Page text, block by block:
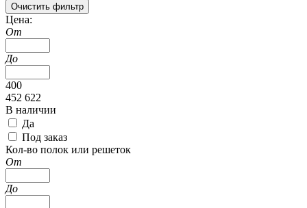
Цена:
От
До
400
452 622
В наличии
Да
Под заказ
Кол-во полок или решеток
От
До